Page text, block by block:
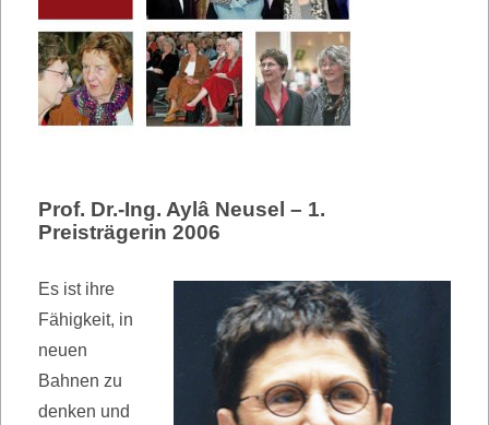
Prof. Dr.-Ing. Aylâ Neusel – 1.
Preisträgerin 2006
Es ist ihre
Fähigkeit, in
neuen
Bahnen zu
denken und